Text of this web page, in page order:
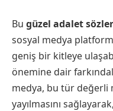
Bu güzel adalet
sosyal medya
geniş bir kitleye
önemine dair
medya, bu tür değerli
yayılmasını